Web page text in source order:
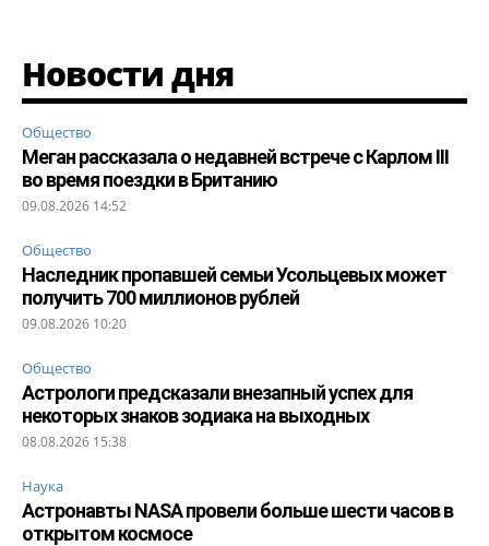
Новости дня
Общество
Меган рассказала о недавней встрече с Карлом III
во время поездки в Британию
09.08.2026 14:52
Общество
Наследник пропавшей семьи Усольцевых может
получить 700 миллионов рублей
09.08.2026 10:20
Общество
Астрологи предсказали внезапный успех для
некоторых знаков зодиака на выходных
08.08.2026 15:38
Наука
Астронавты NASA провели больше шести часов в
открытом космосе